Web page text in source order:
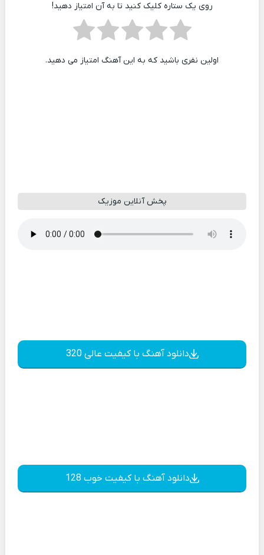
روی یک ستاره کلیک کنید تا به آن امتیاز دهید!
اولین نفری باشید که به این آهنگ امتیاز می دهید.
پخش آنلاین موزیک
دانلود آهنگ با کیفیت عالی 320
دانلود آهنگ با کیفیت خوب 128